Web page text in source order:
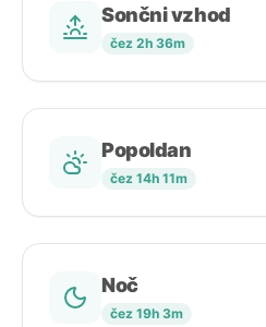
Sončni vzhod
čez 2h 36m
Popoldan
čez 14h 11m
Noč
čez 19h 3m